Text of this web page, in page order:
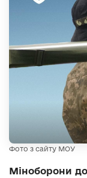
Фото з сайту МОУ
Міноборони